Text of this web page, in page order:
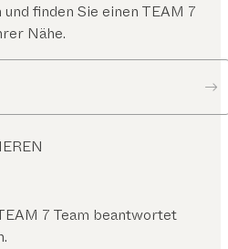
finden Sie einen TEAM 7
Nähe.
7 Team beantwortet